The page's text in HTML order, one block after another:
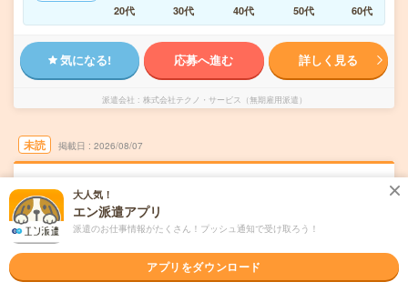
20代
30代 40代 50代 60代
気になる! 応募へ進む 詳しく見る
派遣会社 株式会社テクノ・サービス（無期雇用派遣）
未読 掲載日 2026/08/07
【確かな技術を身に着ける】部品の組み立て
＊機械オペレーターなどを中心にご紹介！
職種未経験OK 交通費別途支給あり 土日祝日が休み
千葉県八千代市
八千代台駅から---分／勝田台駅から---分／八千代緑が丘駅
大人気！
エン派遣アプリ
派遣のお仕事情報がたくさん！プッシュ通知で受け取ろう！
アプリをダウンロード